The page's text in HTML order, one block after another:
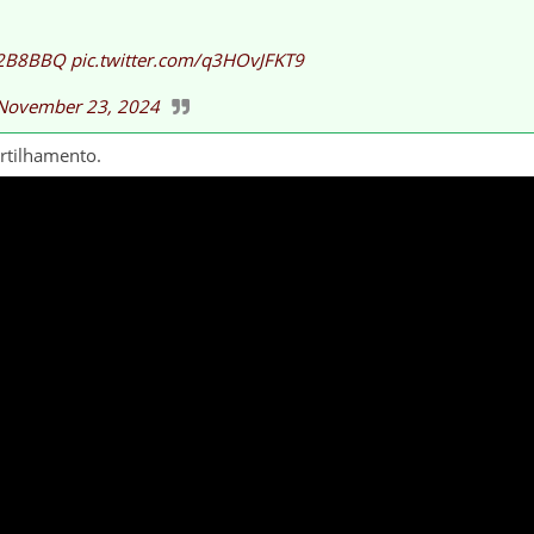
pic.twitter.com/q3HOvJFKT9
23, 2024